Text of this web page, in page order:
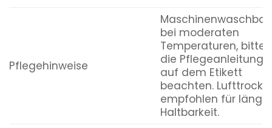
Pflegehinweise
Maschinenwaschbar
bei moderaten
Temperaturen, bitte
die Pflegeanleitung
auf dem Etikett
beachten.
empfohlen für
Haltbarkeit.